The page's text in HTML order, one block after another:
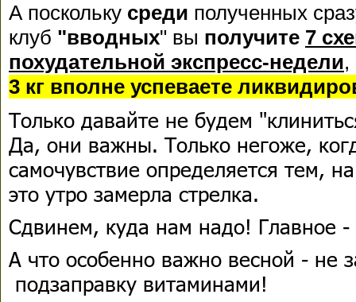
А поскольку среди полученных
клуб "вводных" вы получите 7
похудательной экспресс-недели
3 кг вполне успеваете
Только давайте не будем
Да, они важны. Только негоже,
самочувствие определяется тем,
это утро замерла стрелка.
Сдвинем, куда нам надо! Главное
А что особенно важно весной - не
подзаправку витаминами!